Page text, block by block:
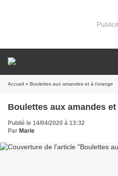
Accueil » Boulettes aux amandes et à l'orange
Boulettes aux amandes
Publié le 14/04/2020 à 13:32
Par Marie